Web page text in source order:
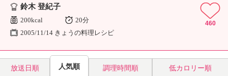
理
鈴木 登紀子
200kcal
20分
2005/11/14 きょうの料理レシピ
460
放送日順 人気順 調理時間順 低カロリー順